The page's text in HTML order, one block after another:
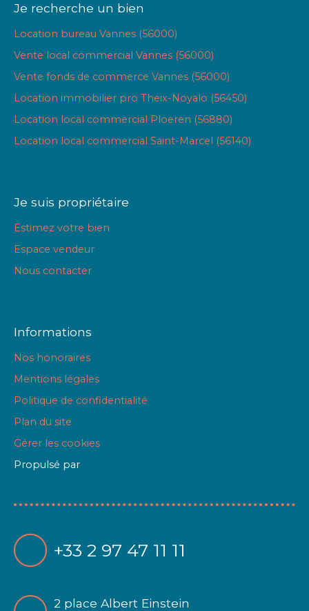
Je recherche un bien
Location bureau Vannes (56000)
Vente local commercial Vannes (56000)
Vente fonds de commerce Vannes (56000)
Location immobilier pro Theix-Noyalo (56450)
Location local commercial Ploeren (56880)
Location local commercial Saint-Marcel (56140)
Je suis propriétaire
Estimez votre bien
Espace vendeur
Nous contacter
Informations
Nos honoraires
Mentions légales
Politique de confidentialité
Plan du site
Gérer les cookies
Propulsé par
+33 2 97 47 11 11
2 place Albert Einstein